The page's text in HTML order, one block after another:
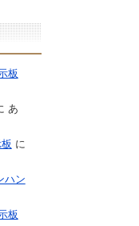
板
あ
に
ハン
板